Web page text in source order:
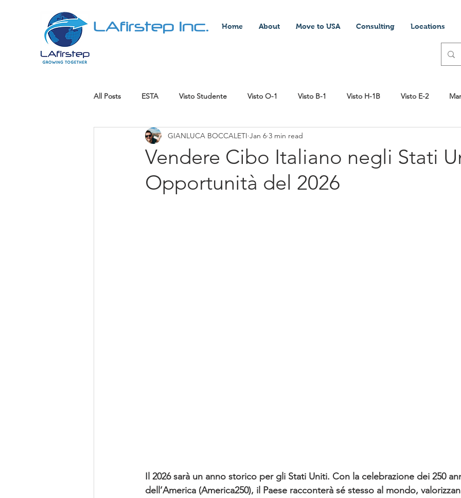
LAfirstep Inc. Home About Move to USA Consulting Locations
All Posts ESTA Visto Studente Visto O-1 Visto B-1 Visto H-1B Visto E-2
Visto di Lavoro Green Card Lottery Visto Stedente
Rilevare un'attività Lavori ben pagati nella sanità USA Aprire una società negli USA
Vendere Cibo Italiano negli Stati
Opportunità del 2026
GIANLUCA BOCCALETI Jan 6 3 min read
Il 2026 sarà un anno storico per gli Stati Uniti. Con la celebrazione dei 250
dell’America (America250), il Paese racconterà sé stesso al mondo,